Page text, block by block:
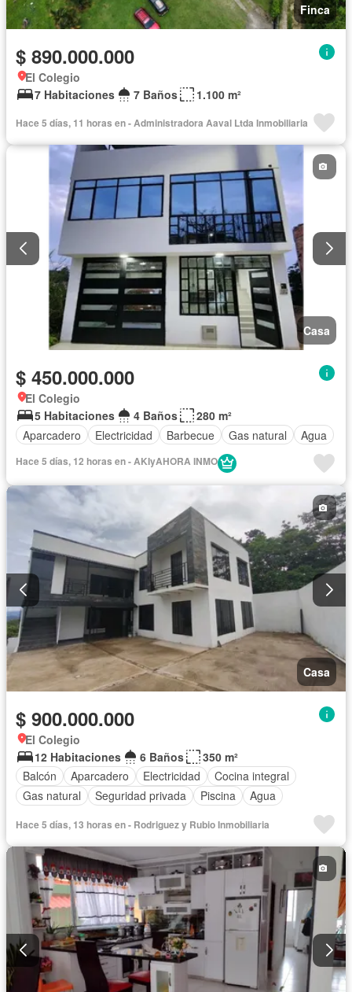
Finca
$ 890.000.000
El Colegio
7 Habitaciones
7 Baños 1.100 m²
Hace 5 días, 11 horas en - Administradora Aaval Ltda Inmobiliaria
Casa
$ 450.000.000
El Colegio
5 Habitaciones
4 Baños
280 m²
Aparcadero
Electricidad Barbecue Gas natural Agua
Hace 5 días, 12 horas en - AKIyAHORA INMO
Casa
$ 900.000.000
El Colegio
12 Habitaciones
6 Baños
350 m²
Balcón
Aparcadero Electricidad
Cocina integral
Gas natural
Seguridad privada Piscina Agua
Hace 5 días, 13 horas en - Rodriguez y Rubio Inmobiliaria